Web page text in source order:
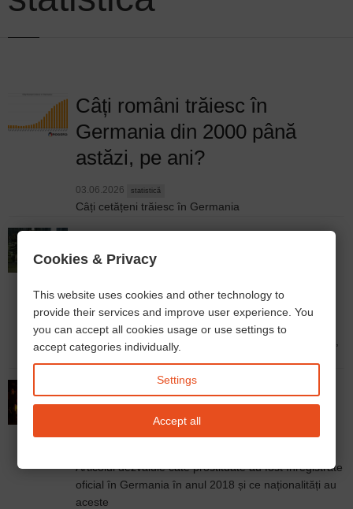
Câți români trăiesc în
Germania din 2000 până
astăzi, pe ani?
03.06.2026 statistică
Câți cetățeni trăiesc în Germania
infectează cei mai mulți în
Germania
25.08.2020 Covid-19
Potrivit unui sondaj realizat de Institutul Robert Koch,
Prostituate române în
Germania. Informații oficiale.
Articolul dezvăluie câte prostituate au fost înregistrate
oficial în Germania în anul 2018 și ce naționalități au
aceste
Cookies & Privacy
This website uses cookies and other technology to
provide their services and improve user experience. You
you can accept all cookies usage or use settings to
accept categories individually.
Settings
Accept all